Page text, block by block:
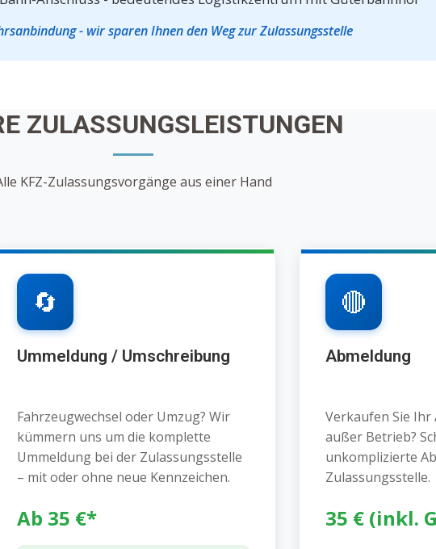
- wir sparen Ihnen den Weg zur Zulassungsstelle
ZULASSUNGSLEISTUNGEN
KFZ-Zulassungsvorgänge aus einer Hand
🔄
Ummeldung / Umschreibung
Fahrzeugwechsel oder Umzug? Wir
kümmern uns um die komplette
Ummeldung bei der Zulassungsstelle
– mit oder ohne neue Kennzeichen.
Ab 35 €*
🔴
Abmeldung
Verkaufen Sie Ihr
außer Betrieb?
unkomplizierte
Zulassungsstelle.
35 € (inkl.